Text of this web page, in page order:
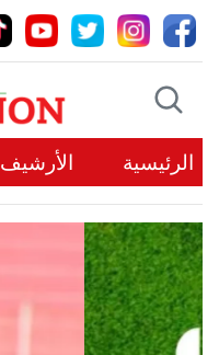
الرئيسية الأرشيف